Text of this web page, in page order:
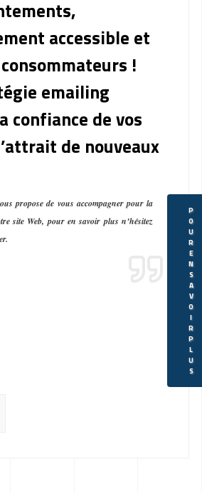
accessible et
!
emailing
confiance de vos
de nouveaux
propose de vous accompagner pour la
site Web, pour en savoir plus n’hésitez
P
O
U
R
E
N
S
A
V
O
I
R
P
L
U
S